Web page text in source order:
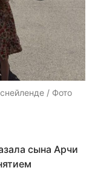
/ Фото
сына Арчи